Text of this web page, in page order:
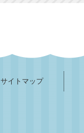
サイトマップ